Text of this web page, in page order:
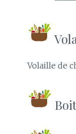
Volaille de